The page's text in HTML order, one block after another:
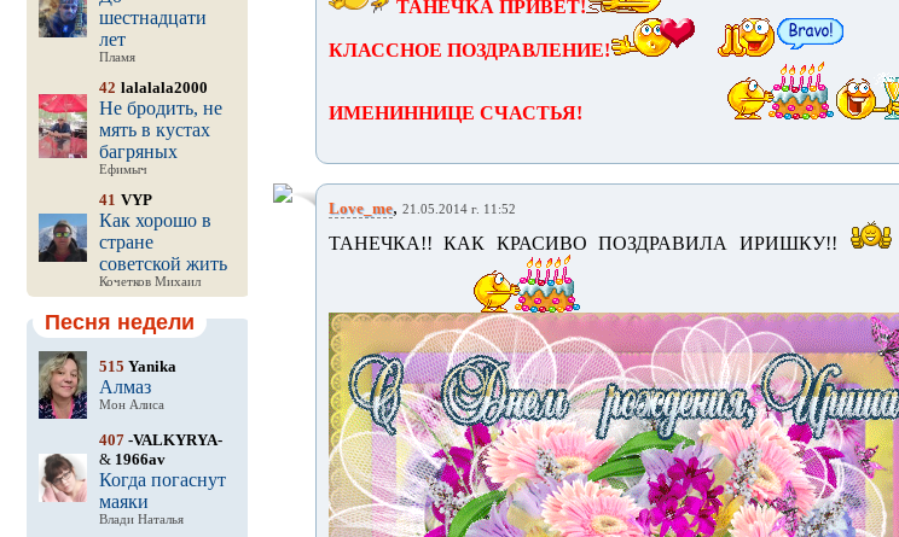
шестнадцати
лет
Пламя
42 lalalala2000
Не бродить, не
мять в кустах
багряных
Ефимыч
41 VYP
Как хорошо в
стране
советской жить
Кочетков Михаил
Песня недели
515 Yanika
Алмаз
Мон Алиса
407-VALKYRYA-
& 1966av
Когда погаснут
маяки
Влади Наталья
ТАНЕЧКА ПРИВЕТ!
КЛАССНОЕ ПОЗДРАВЛЕНИЕ!
ИМЕНИННИЦЕ СЧАСТЬЯ!
Love_me, 21.05.2014 г. 11:52
ТАНЕЧКА!! КАК КРАСИВО ПОЗДРАВИЛА ИРИШКУ!!